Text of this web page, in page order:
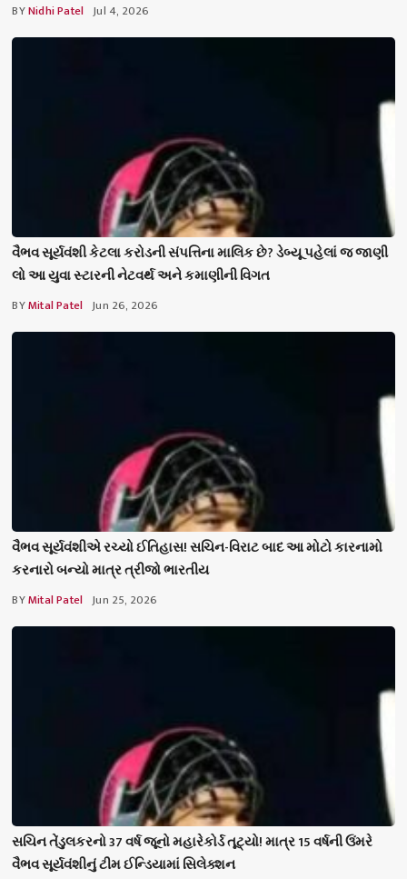
BYNidhi Patel Jul 4, 2026
વૈભવ સૂર્યવંશી કેટલા કરોડની સંપત્તિના માલિક છે? ડેબ્યૂ પહેલાં જ જાણી
લો આ યુવા સ્ટારની નેટવર્થ અને કમાણીની વિગત
BYMital Patel Jun 26, 2026
વૈભવ સૂર્યવંશીએ રચ્યો ઈતિહાસ! સચિન-વિરાટ બાદ આ મોટો કારનામો
કરનારો બન્યો માત્ર ત્રીજો ભારતીય
BYMital Patel Jun 25, 2026
સચિન તેંડુલકરનો 37 વર્ષ જૂનો મહારેકોર્ડ તૂટ્યો! માત્ર 15 વર્ષની ઉંમરે
વૈભવ સૂર્યવંશીનું ટીમ ઈન્ડિયામાં સિલેક્શન